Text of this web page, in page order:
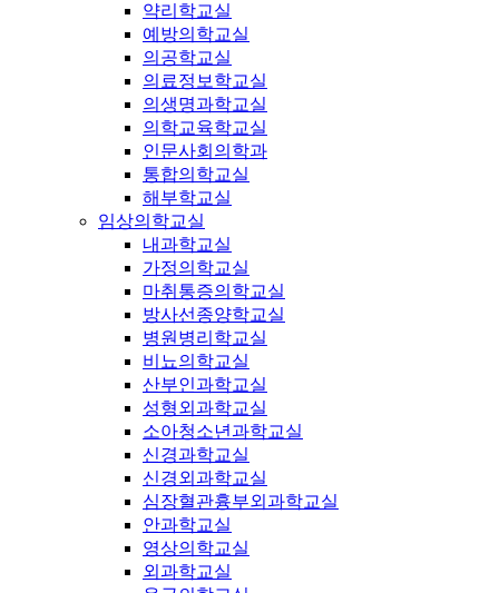
약리학교실
예방의학교실
의공학교실
의료정보학교실
의생명과학교실
의학교육학교실
인문사회의학과
통합의학교실
해부학교실
임상의학교실
내과학교실
가정의학교실
마취통증의학교실
방사선종양학교실
병원병리학교실
비뇨의학교실
산부인과학교실
성형외과학교실
소아청소년과학교실
신경과학교실
신경외과학교실
심장혈관흉부외과학교실
안과학교실
영상의학교실
외과학교실